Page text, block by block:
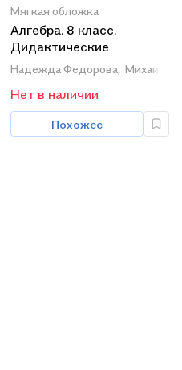
Мягкая обложка
Алгебра. 8 класс.
Дидактические
материалы. Учебное
Надежда Федорова, Михаил
Нет в наличии
Похожее